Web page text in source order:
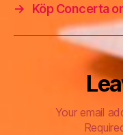
→
Köp Concerta
Your email